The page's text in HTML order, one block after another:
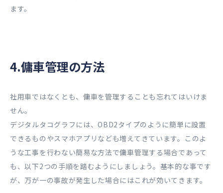
ます。
4.傭車管理の方法
社用車ではなくとも、傭車を管理することも忘れてはいけま
せん。
デジタルタコグラフには、OBD2タイプのように簡単に設置
できるものやスマホアプリなども増えてきています。このよ
うな工事を行わない簡易な方法で傭車管理する場合であって
も、以下2つの手順を踏むようにしましょう。基本的な事です
が、万が一の事故が発生した場合にはこれが効いてきます。